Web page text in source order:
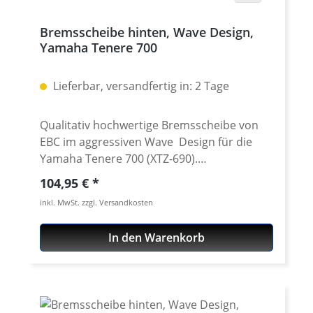
Bremsscheibe hinten, Wave Design,
Yamaha Tenere 700
Lieferbar, versandfertig in: 2 Tage
Qualitativ hochwertige Bremsscheibe von
EBC im aggressiven Wave Design für die
Yamaha Tenere 700 (XTZ-690).
Hochwertiger, aber trotzdem preiswerter
Ersatz für eine verschlissene hintere
Bremsscheibe der Tenere 700 ab 2019.
aggressives Wave Design hochwertige
Stahllegierung Abmessungen entsprechen
Yamaha Tenere 700 ab 2025 Yamaha Tenere
700 Rally ab 2025 Yamaha Tenere 700 2019 -
Regulärer Preis:
104,95 €
inkl. MwSt. zzgl. Versandkosten
In den Warenkorb